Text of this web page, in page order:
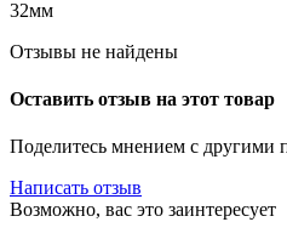
32мм
Отзывы не найдены
Оставить отзыв на этот товар
Поделитесь мнением с другими
Написать отзыв
Возможно, вас это заинтересует